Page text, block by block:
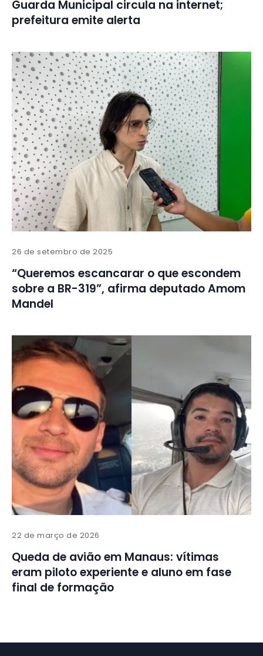
Guarda Municipal circula na internet;
prefeitura emite alerta
26 de setembro de 2025
“Queremos escancarar o que escondem
sobre a BR-319”, afirma deputado Amom
Mandel
22 de março de 2026
Queda de avião em Manaus: vítimas
eram piloto experiente e aluno em fase
final de formação